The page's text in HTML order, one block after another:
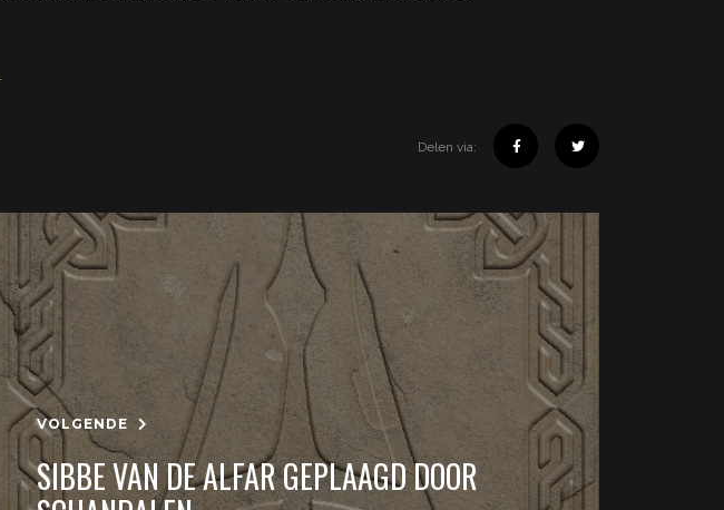
Delen via:
VOLGENDE
SIBBE VAN DE ALFAR GEPLAAGD DOOR